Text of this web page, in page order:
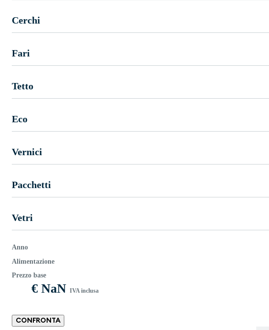
Cerchi
Fari
Tetto
Eco
Vernici
Pacchetti
Vetri
Anno
Alimentazione
Prezzo base
€ NaN IVA inclusa
CONFRONTA